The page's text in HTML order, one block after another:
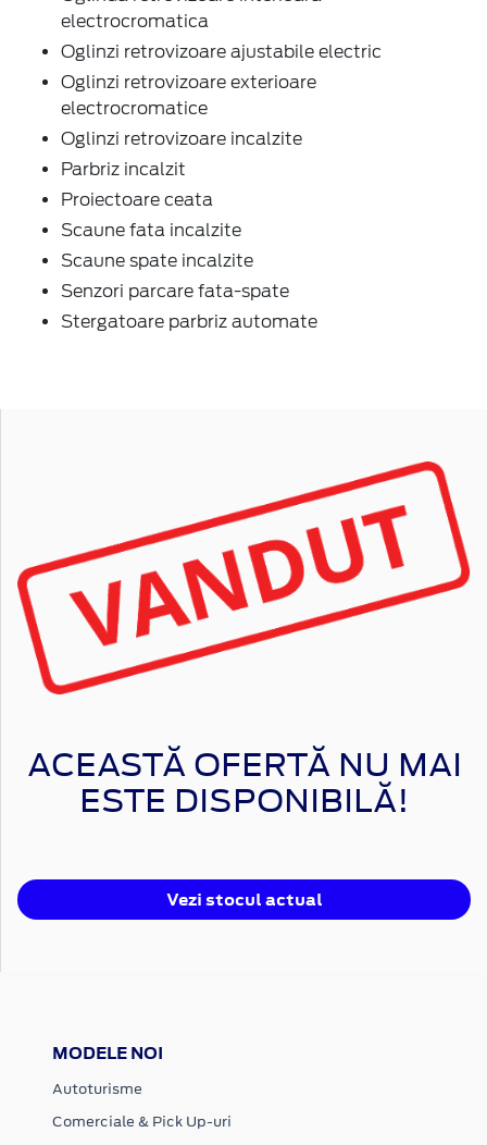
electrocromatica
Oglinzi retrovizoare ajustabile electric
Oglinzi retrovizoare exterioare
electrocromatice
Oglinzi retrovizoare incalzite
Parbriz incalzit
Proiectoare ceata
Scaune fata incalzite
Scaune spate incalzite
Senzori parcare fata-spate
Stergatoare parbriz automate
ACEASTĂ OFERTĂ NU MAI
ESTE DISPONIBILĂ!
Vezi stocul actual
MODELE NOI
Autoturisme
Comerciale & Pick Up-uri